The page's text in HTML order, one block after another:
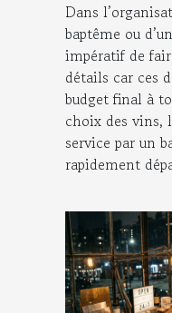
Dans
baptême ou
impératif de
détails car ces
budget final à
choix des vins,
service par un
rapidement